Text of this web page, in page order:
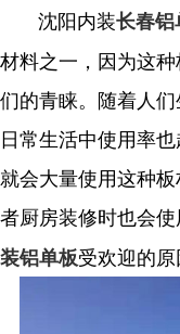
沈阳内装长春铝
材料之一，因为这
们的青睐。随着人
日常生活中使用率
就会大量使用这种
者厨房装修时也会
装铝单板受欢迎的